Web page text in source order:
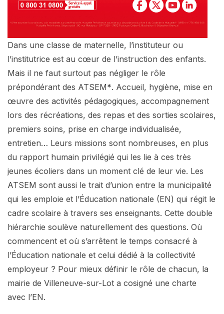
Dans une classe de maternelle, l’instituteur ou
l’institutrice est au cœur de l’instruction des enfants.
Mais il ne faut surtout pas négliger le rôle
prépondérant des ATSEM*. Accueil, hygiène, mise en
œuvre des activités pédagogiques, accompagnement
lors des récréations, des repas et des sorties scolaires,
premiers soins, prise en charge individualisée,
entretien… Leurs missions sont nombreuses, en plus
du rapport humain privilégié qui les lie à ces très
jeunes écoliers dans un moment clé de leur vie. Les
ATSEM sont aussi le trait d’union entre la municipalité
qui les emploie et l’Éducation nationale (EN) qui régit le
cadre scolaire à travers ses enseignants. Cette double
hiérarchie soulève naturellement des questions. Où
commencent et où s’arrêtent le temps consacré à
l’Éducation nationale et celui dédié à la collectivité
employeur ? Pour mieux définir le rôle de chacun, la
mairie de Villeneuve-sur-Lot a cosigné une charte
avec l’EN.